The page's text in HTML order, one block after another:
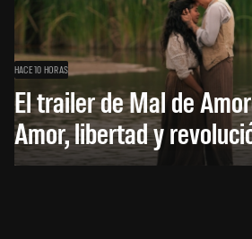
HACE 10 HORAS
El trailer de Mal de
Amor, libertad y